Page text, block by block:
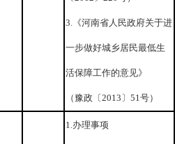
3.《河南省人民政府关于进
一步做好城乡居民最低生
活保障工作的意见》
（豫政〔2013〕51号）
1.办理事项